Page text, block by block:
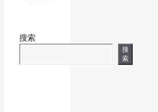
搜索
搜
索